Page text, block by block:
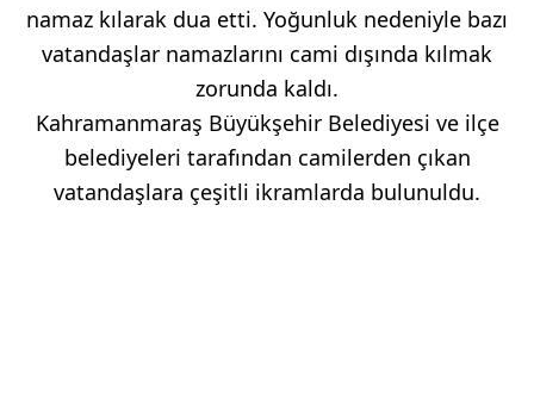
namaz kılarak dua etti. Yoğunluk nedeniyle bazı
vatandaşlar namazlarını cami dışında kılmak
zorunda kaldı.
Kahramanmaraş Büyükşehir Belediyesi ve ilçe
belediyeleri tarafından camilerden çıkan
vatandaşlara çeşitli ikramlarda bulunuldu.